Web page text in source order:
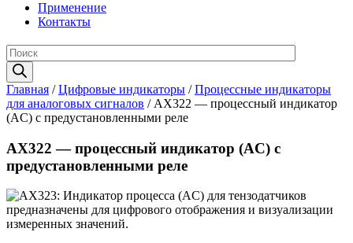
Применение
Контакты
Поиск
товаров
Главная /Цифровые индикаторы /Процессные индикаторы
для аналоговых сигналов / AX322 — процессный индикатор
(AC) с предустановленными реле
AX322 — процессный индикатор (AC) с
предустановленными реле